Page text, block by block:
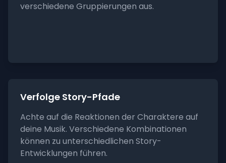
verschiedene Gruppierungen aus.
Verfolge Story-Pfade
Achte auf die Reaktionen der Charaktere auf
deine Musik. Verschiedene Kombinationen
können zu unterschiedlichen Story-
Entwicklungen führen.